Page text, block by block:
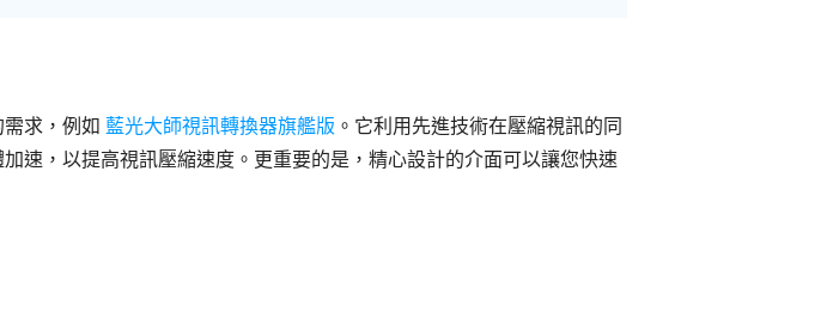
求，例如 藍光大師視訊轉換器旗艦版 。它利用先進技術在壓縮視訊的同
速，以提高視訊壓縮速度。更重要的是，精心設計的介面可以讓您快速